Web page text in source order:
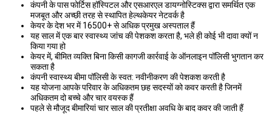
कंपनी के पास फोर्टिस हॉस्पिटल और एसआरएल डायग्नोस्टिक्स द्वारा समर्थित एक
मजबूत और अच्छी तरह से स्थापित हेल्थकेयर नेटवर्क है
केयर के देश भर में 16500+ से अधिक प्रमुख अस्पताल हैं
यह साल में एक बार स्वास्थ्य जांच की पेशकश करता है, भले ही कोई भी दावा क्यों न
किया गया हो
केयर में, बीमित व्यक्ति बिना किसी कागजी कार्रवाई के ऑनलाइन पॉलिसी भुगतान कर
सकता है
कंपनी स्वास्थ्य बीमा पॉलिसी के स्वत: नवीनीकरण की पेशकश करती है
यह योजना आपके परिवार के अधिकतम छह सदस्यों को कवर करती है जिनमें
अधिकतम दो बच्चे और चार वयस्क हैं
पहले से मौजूद बीमारियां चार साल की प्रतीक्षा अवधि के बाद कवर की जाती हैं